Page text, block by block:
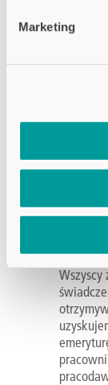
Marketing
rozwój.
Dlatego
opieki
Wszyscy